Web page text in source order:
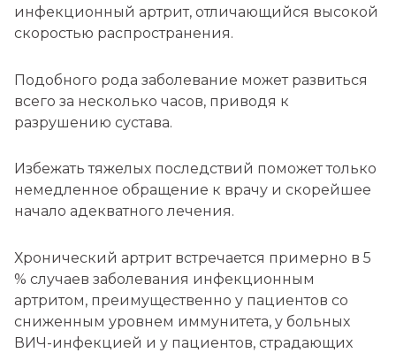
инфекционный артрит, отличающийся высокой
скоростью распространения.
Подобного рода заболевание может развиться
всего за несколько часов, приводя к
разрушению сустава.
Избежать тяжелых последствий поможет только
немедленное обращение к врачу и скорейшее
начало адекватного лечения.
Хронический артрит встречается примерно в 5
% случаев заболевания инфекционным
артритом, преимущественно у пациентов со
сниженным уровнем иммунитета, у больных
ВИЧ-инфекцией и у пациентов, страдающих